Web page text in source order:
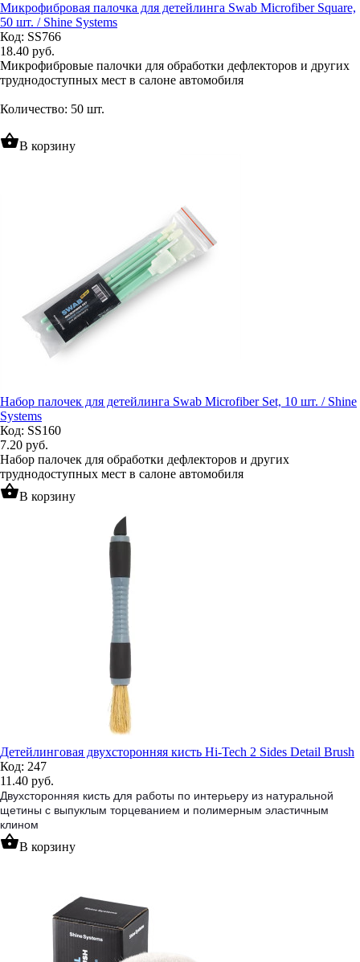
Микрофибровая палочка для детейлинга Swab Microfiber Square,
50 шт. / Shine Systems
Код: SS766
18.40 руб.
Микрофибровые палочки для обработки дефлекторов и других
труднодоступных мест в салоне автомобиля
Количество: 50 шт.
shopping_basketВ корзину
Набор палочек для детейлинга Swab Microfiber Set, 10 шт. / Shine
Systems
Код: SS160
7.20 руб.
Набор палочек для обработки дефлекторов и других
труднодоступных мест в салоне автомобиля
shopping_basketВ корзину
Детейлинговая двухсторонняя кисть Hi-Tech 2 Sides Detail Brush
Код: 247
11.40 руб.
Двухсторонняя кисть для работы по интерьеру из натуральной
щетины с выпуклым торцеванием и полимерным эластичным
клином
shopping_basketВ корзину